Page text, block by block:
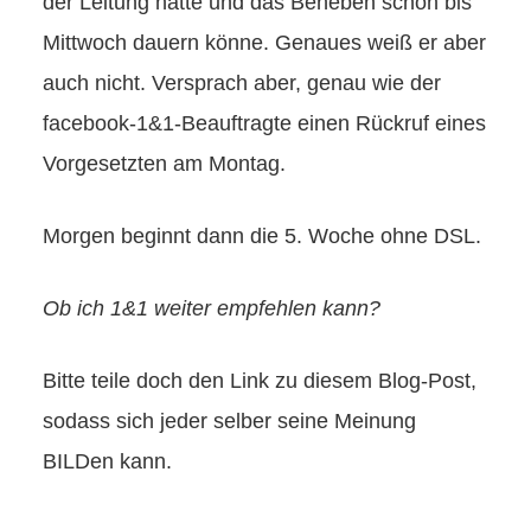
Mittwoch dauern könne. Genaues weiß er aber
auch nicht. Versprach aber, genau wie der
facebook-1&1-Beauftragte einen Rückruf eines
Vorgesetzten am Montag.
Morgen beginnt dann die 5. Woche ohne DSL.
Ob ich 1&1 weiter empfehlen kann?
Bitte teile doch den Link zu diesem Blog-Post,
sodass sich jeder selber seine Meinung
BILDen kann.